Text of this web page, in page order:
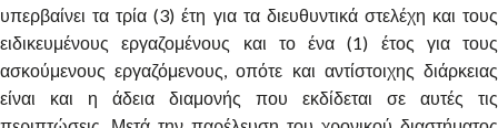
υπερβαίνει τα τρία (3) έτη για τα διευθυντικά στελέχη και τους
ειδικευμένους εργαζομένους και το ένα (1) έτος για τους
ασκούμενους εργαζόμενους, οπότε και αντίστοιχης διάρκειας
είναι και η άδεια διαμονής που εκδίδεται σε αυτές τις